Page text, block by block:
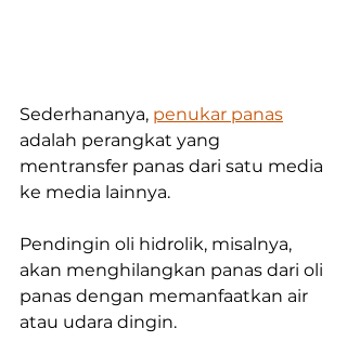
Sederhananya, penukar panas
adalah perangkat yang
mentransfer panas dari satu media
ke media lainnya.
Pendingin oli hidrolik, misalnya,
akan menghilangkan panas dari oli
panas dengan memanfaatkan air
atau udara dingin.